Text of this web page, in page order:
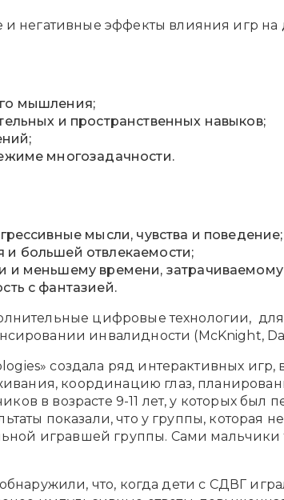
эффекты влияния игр на
мышления;
и пространственных навыков;
многозадачности.
мысли, чувства и поведение;
и большей отвлекаемости;
и меньшему времени,
с фантазией.
цифровые технологии,
инвалидности (McKnight,
создала ряд интерактивных
координацию глаз,
в возрасте 9-11 лет, у которых
показали, что у группы, которая
игравшей группы. Сами
что, когда дети с СДВГ